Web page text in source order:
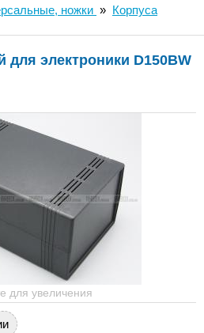
ножки » Корпуса
для электроники D150BW
для увеличения